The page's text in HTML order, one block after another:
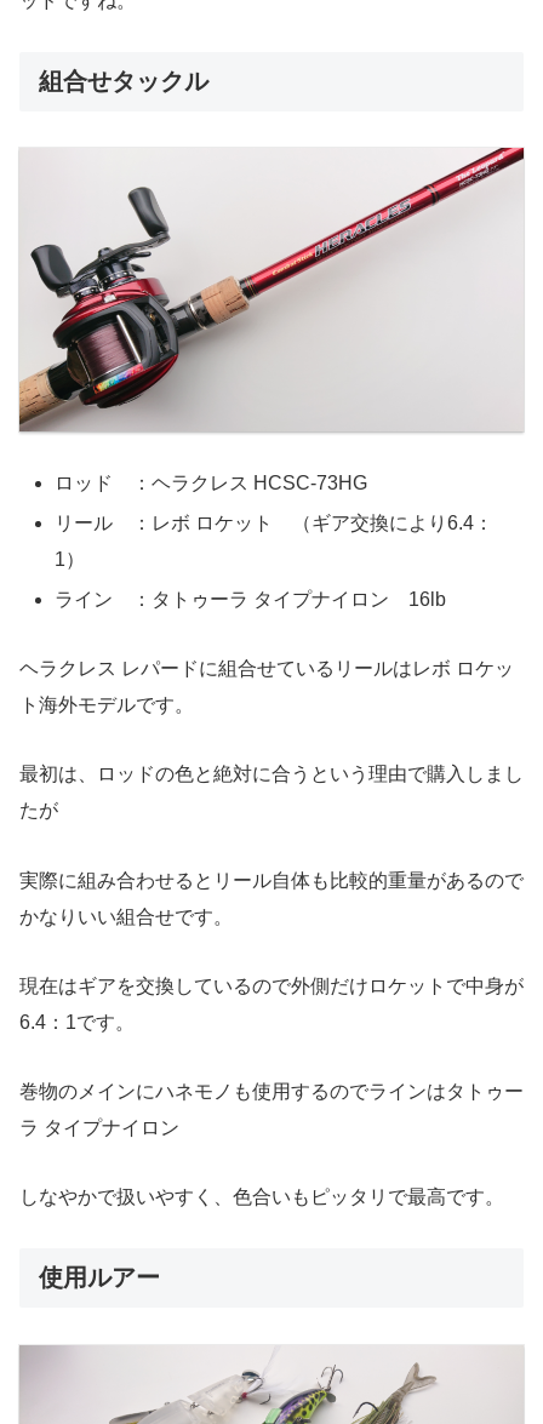
組合せタックル
ロッド ：ヘラクレス HCSC-73HG
リール ：レボ ロケット （ギア交換により6.4：
1）
ライン ：タトゥーラ タイプナイロン 16lb
ヘラクレス レパードに組合せているリールはレボ ロケッ
ト海外モデルです。
最初は、ロッドの色と絶対に合うという理由で購入しまし
たが
実際に組み合わせるとリール自体も比較的重量があるので
かなりいい組合せです。
現在はギアを交換しているので外側だけロケットで中身が
6.4：1です。
巻物のメインにハネモノも使用するのでラインはタトゥー
ラ タイプナイロン
しなやかで扱いやすく、色合いもピッタリで最高です。
使用ルアー